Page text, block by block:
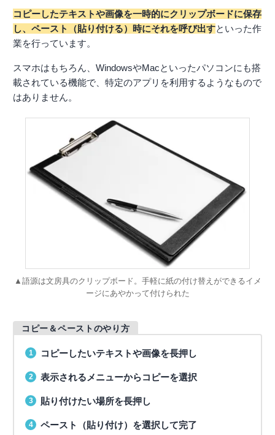
コピーしたテキストや画像を一時的にクリップボードに保存
し、ペースト（貼り付ける）時にそれを呼び出すといった作
業を行っています。
スマホはもちろん、WindowsやMacといったパソコンにも搭
載されている機能で、特定のアプリを利用するようなもので
はありません。
▲語源は文房具のクリップボード。手軽に紙の付け替えができるイメ
ージにあやかって付けられた
コピー＆ペーストのやり方
コピーしたいテキストや画像を長押し
表示されるメニューからコピーを選択
貼り付けたい場所を長押し
ペースト（貼り付け）を選択して完了